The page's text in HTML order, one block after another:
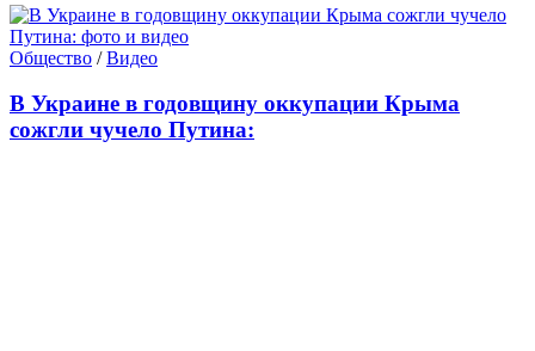
Общество /Видео
В Украине в годовщину оккупации Крыма
сожгли чучело Путина: